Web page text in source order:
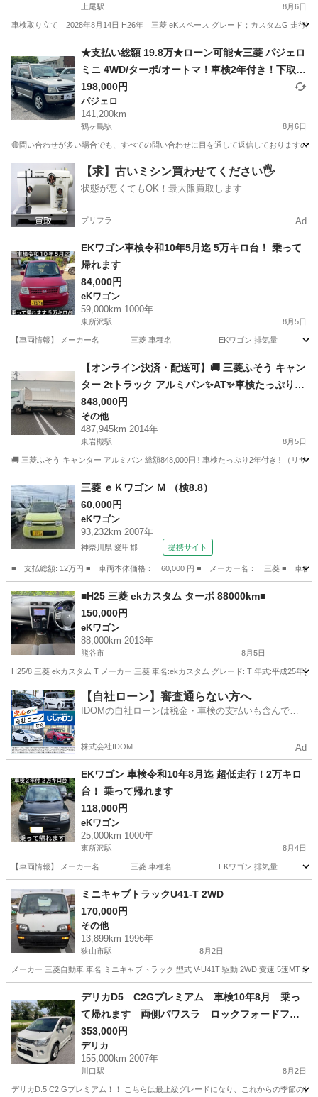
上尾駅 8月6日
車検取り立て 2028年8月14日 H26年 三菱 eKスペース グレード；カスタムG 走行距
上尾駅 その他
★支払い総額 19.8万★ローン可能★三菱 パジェロ
ミニ 4WD/ターボ/オートマ！車検2年付き！下取
り、配送可能！
198,000円
パジェロ
141,200km
鶴ヶ島駅 8月6日
🔴問い合わせが多い場合でも、すべての問い合わせに目を通して返信しております
埼玉 川越市 鶴ヶ島駅 パジェロ 車両
【求】古いミシン買わせてください🖐️
状態が悪くてもOK！最大限買取します
プリフラ Ad
EKワゴン車検令和10年5月迄 5万キロ台！ 乗って
帰れます
84,000円
eKワゴン
59,000km 1000年
東所沢駅 8月5日
【車両情報】 メーカー名 三菱 車種名 EKワゴン 排気
東所沢駅 eKワゴン 車両
【オンライン決済・配送可】🚚 三菱ふそう キャン
ター 2tトラック アルミバン✨AT✨車検たっぷり2
年付き✨総額84.8万円‼️3人乗り
848,000円
その他
487,945km 2014年
東岩槻駅 8月5日
🚚 三菱ふそう キャンター アルミバン 総額848,000円‼️ 車検たっぷり2年付き‼️ （リサ
さいたま市 東岩槻駅 その他
三菱 ｅＫワゴン Ｍ （検8.8）
60,000円
eKワゴン
93,232km 2007年
神奈川県 愛甲郡 提携サイト
■ 支払総額: 12万円 ■ 車両本体価格： 60,000 円 ■ メーカー名： 三菱 ■ 車
神奈川 愛甲郡 eKワゴン
■H25 三菱 ekカスタム ターボ 88000km■
150,000円
eKワゴン
88,000km 2013年
熊谷市 8月5日
H25/8 三菱 ekカスタム T メーカー:三菱 車名:ekカスタム グレード: T 年式:平成25年
埼玉 熊谷市 eKワゴン
【自社ローン】審査通らない方へ
IDOMの自社ローンは税金・車検の支払いも含んでい
株式会社IDOM Ad
EKワゴン 車検令和10年8月迄 超低走行！2万キロ
台！ 乗って帰れます
118,000円
eKワゴン
25,000km 1000年
東所沢駅 8月4日
【車両情報】 メーカー名 三菱 車種名 EKワゴン 排気
埼玉 所沢市 東所沢駅 eKワゴン
ミニキャブトラックU41-T 2WD
170,000円
その他
13,899km 1996年
狭山市駅 8月2日
メーカー 三菱自動車 車名 ミニキャブトラック 型式 V-U41T 駆動 2WD 変速 5速
狭山市駅
デリカD5 C2Gプレミアム 車検10年8月 乗っ
て帰れます 両側パワスラ ロックフォードフォ
ズゲートオーディオ ナビ パワーバックドア等
353,000円
デリカ
155,000km 2007年
川口駅 8月2日
デリカD:5 C2 Gプレミアム！！ こちらは最上級グレードになり、これからの季節の